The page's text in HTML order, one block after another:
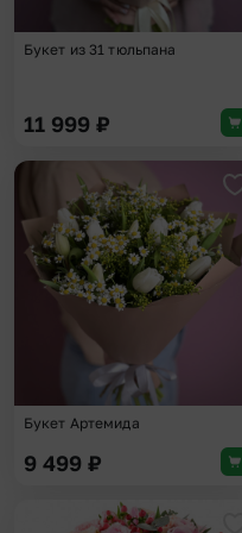
Букет из 31 тюльпана
11 999 ₽
Букет Артемида
9 499 ₽